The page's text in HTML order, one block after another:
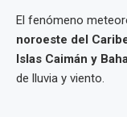
El fenómeno
noroeste del
Islas Caimán y
de lluvia y viento.